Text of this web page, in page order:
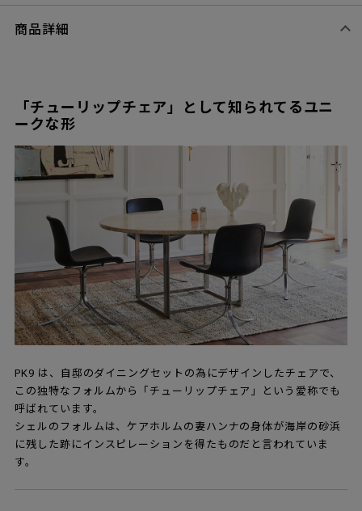
商品詳細
「チューリップチェア」として知られてるユニ
ークな形
PK9 は、自邸のダイニングセットの為にデザインしたチェアで、
この独特なフォルムから「チューリップチェア」という愛称でも
呼ばれています。
シェルのフォルムは、ケアホルムの妻ハンナの身体が海岸の砂浜
に残した跡にインスピレーションを得たものだと言われていま
す。